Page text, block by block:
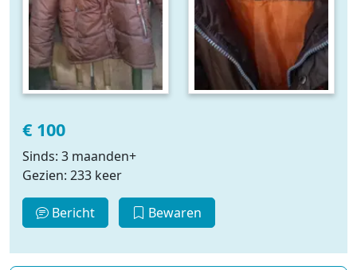
€ 100
Sinds: 3 maanden+
Gezien: 233 keer
Bericht Bewaren